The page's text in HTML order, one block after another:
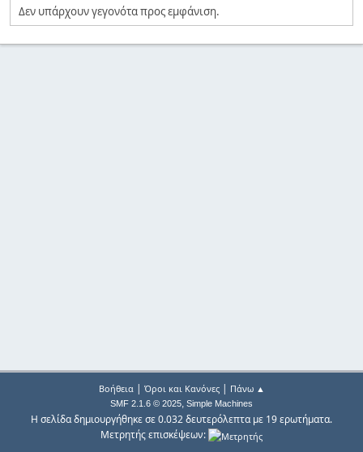
Δεν υπάρχουν γεγονότα προς εμφάνιση.
Βοήθεια| Όροι και Κανόνες| Πάνω ▲
SMF 2.1.6 © 2025, Simple Machines
Η σελίδα δημιουργήθηκε σε 0.032 δευτερόλεπτα με 19 ερωτήματα.
Μετρητής επισκέψεων: